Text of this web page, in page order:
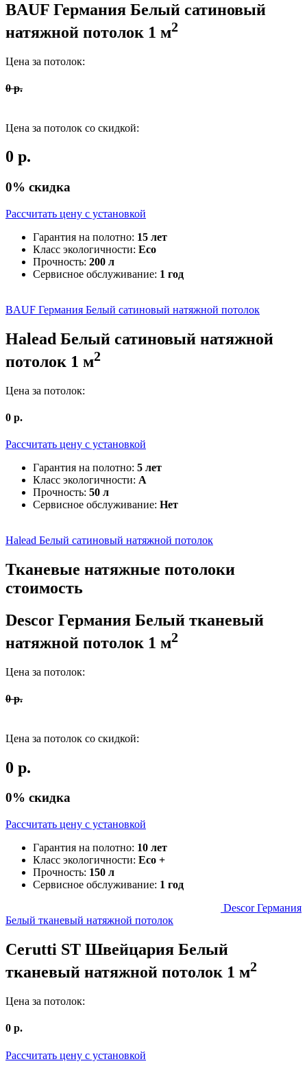
BAUF Германия Белый сатиновый
натяжной потолок 1 м2
Цена за потолок:
0р.
Цена за потолок со скидкой:
0 р.
0% скидка
Рассчитать цену c установкой
Гарантия на полотно: 15 лет
Класс экологичности: Eco
Прочность: 200 л
Сервисное обслуживание: 1 год
BAUF Германия Белый сатиновый натяжной потолок
Halead Белый сатиновый натяжной
потолок 1 м2
Цена за потолок:
0 р.
Рассчитать цену c установкой
Гарантия на полотно: 5 лет
Класс экологичности: А
Прочность: 50 л
Сервисное обслуживание: Нет
Halead Белый сатиновый натяжной потолок
Тканевые натяжные потолоки
стоимость
Descor Германия Белый тканевый
натяжной потолок 1 м2
Цена за потолок:
0р.
Цена за потолок со скидкой:
0 р.
0% скидка
Рассчитать цену c установкой
Гарантия на полотно: 10 лет
Класс экологичности: Eco +
Прочность: 150 л
Сервисное обслуживание: 1 год
Descor Германия
Белый тканевый натяжной потолок
Cerutti ST Швейцария Белый
тканевый натяжной потолок 1 м2
Цена за потолок:
0 р.
Рассчитать цену c установкой